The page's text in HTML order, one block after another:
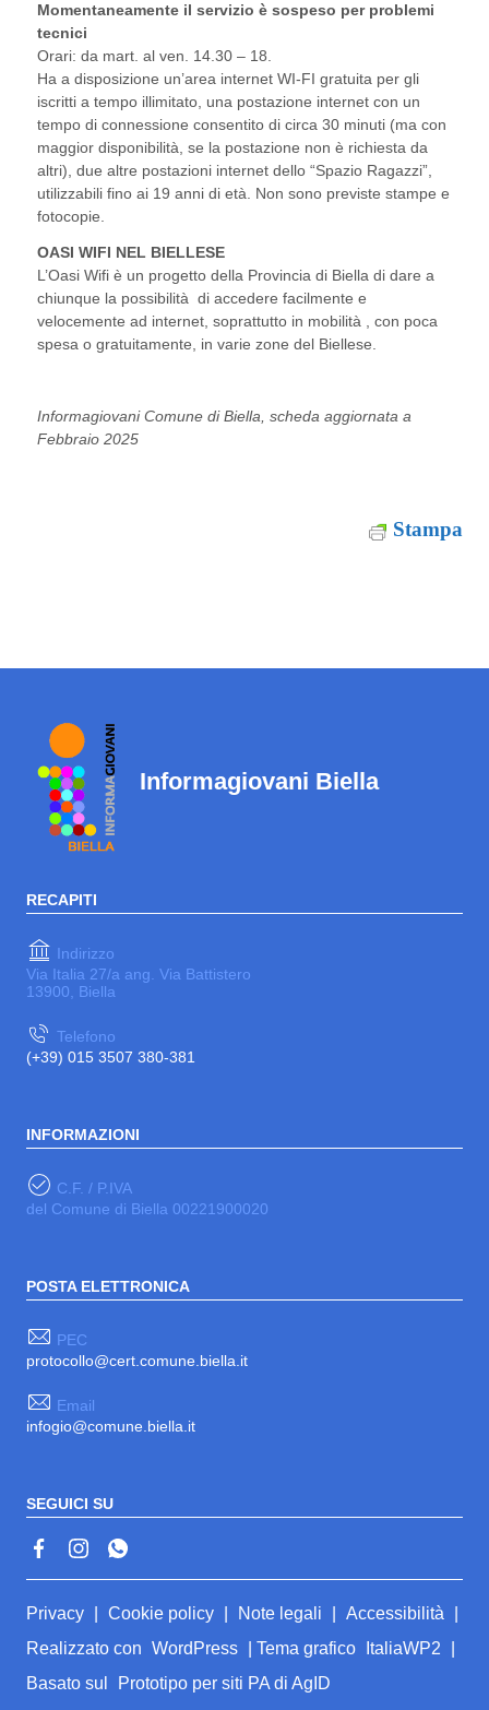
Momentaneamente il servizio è sospeso per problemi
tecnici
Orari: da mart. al ven. 14.30 – 18.
Ha a disposizione un’area internet WI-FI gratuita per gli
iscritti a tempo illimitato, una postazione internet con un
tempo di connessione consentito di circa 30 minuti (ma con
maggior disponibilità, se la postazione non è richiesta da
altri), due altre postazioni internet dello “Spazio Ragazzi”,
utilizzabili fino ai 19 anni di età. Non sono previste stampe e
fotocopie.
OASI WIFI NEL BIELLESE
L’Oasi Wifi è un progetto della Provincia di Biella di dare a
chiunque la possibilità di accedere facilmente e
velocemente ad internet, soprattutto in mobilità , con poca
spesa o gratuitamente, in varie zone del Biellese.
Informagiovani Comune di Biella, scheda aggiornata a
Febbraio 2025
Stampa
Informagiovani Biella
RECAPITI
Indirizzo
Via Italia 27/a ang. Via Battistero
13900, Biella
Telefono
(+39) 015 3507 380-381
INFORMAZIONI
C.F. / P.IVA
del Comune di Biella 00221900020
POSTA ELETTRONICA
PEC
protocollo@cert.comune.biella.it
Email
infogio@comune.biella.it
SEGUICI SU
Sezione Link Utili
Privacy Cookie policy Note legali Accessibilità
Realizzato con WordPress Tema grafico ItaliaWP2
Basato sul
Prototipo per siti PA di AgID